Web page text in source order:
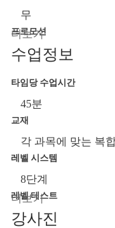
무
프로모션
2026년 3월 1일 ~ 6월
위 금액에서 필통
망)
필통유학 세부 현
비스, 액티비티, 어시
추가예상비용
왕복 항공료: 평균
여행자 보험(3개월
수업정보
타임당 수업시간
45분
교재
각 과목에 맞는 복
레벨 시스템
8단계
레벨 테스트
일정 첫 날 입교테
강사진